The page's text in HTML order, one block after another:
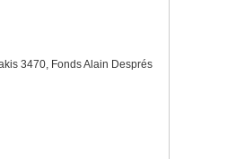
3470, Fonds Alain Després